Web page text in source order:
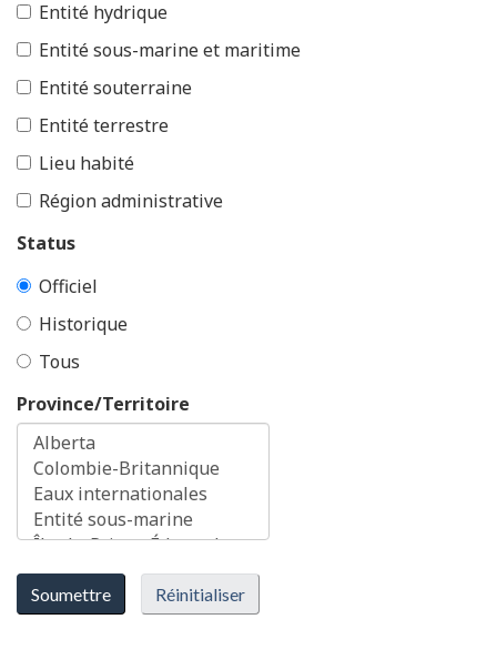
Entité hydrique
Entité sous-marine et maritime
Entité souterraine
Entité terrestre
Lieu habité
Région administrative
Status
Officiel
Historique
Tous
Province/Territoire
Soumettre Réinitialiser